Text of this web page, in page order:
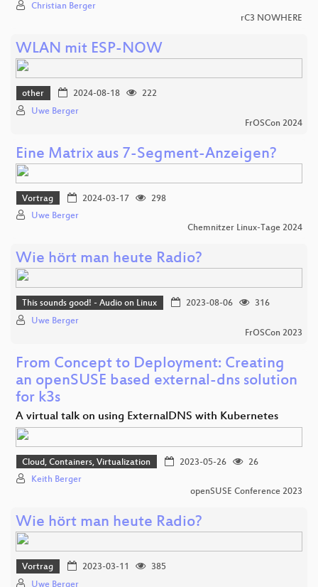
Christian Berger
rC3 NOWHERE
WLAN mit ESP-NOW
other 2024-08-18
222
Uwe Berger
FrOSCon 2024
Eine Matrix aus 7-Segment-Anzeigen?
Vortrag 2024-03-17
298
Uwe Berger
Chemnitzer Linux-Tage 2024
Wie hört man heute Radio?
This sounds good! - Audio on Linux 2023-08-06
316
Uwe Berger
FrOSCon 2023
From Concept to Deployment: Creating
an openSUSE based external-dns solution
for k3s
A virtual talk on using ExternalDNS with Kubernetes
Cloud, Containers, Virtualization 2023-05-26
26
Keith Berger
openSUSE Conference 2023
Wie hört man heute Radio?
Vortrag 2023-03-11
385
Uwe Berger